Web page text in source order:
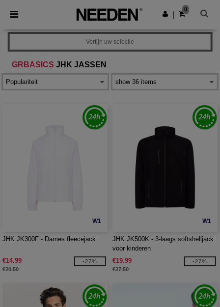
× Needen-app
Betere prijzen in de app!
Download app
0
GRBASICS JHK JASSEN
Verfijn uw selectie
W1
JHK JK300F - Dames fleecejack
€14.99
€20.50
-27%
W1
JHK JK500K - 3-laags softshelljack
voor kinderen
€19.99
€27.50
-27%